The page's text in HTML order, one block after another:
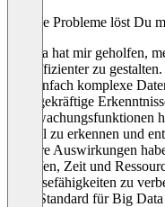
Welche Probleme löst Du
Kibana hat mir geholfen,
und effizienter zu
und einfach komplexe
aussagekräftige
Überwachungsfunktionen
schnell zu erkennen und
größere Auswirkungen
geholfen, Zeit und
Analysefähigkeiten zu
“Der Standard für Big